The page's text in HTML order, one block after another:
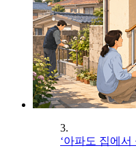
3.
‘아파도 집에